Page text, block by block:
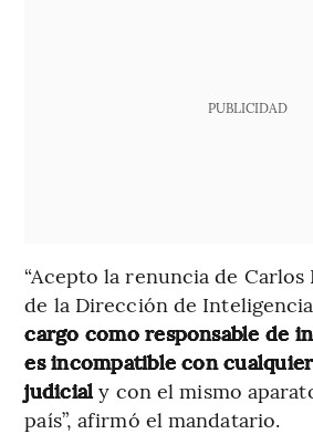
PUBLICIDAD
“Acepto la renuncia de
de la Dirección de
cargo como responsable de
es incompatible con
judicial y con el mismo
país”, afirmó el mandatario.